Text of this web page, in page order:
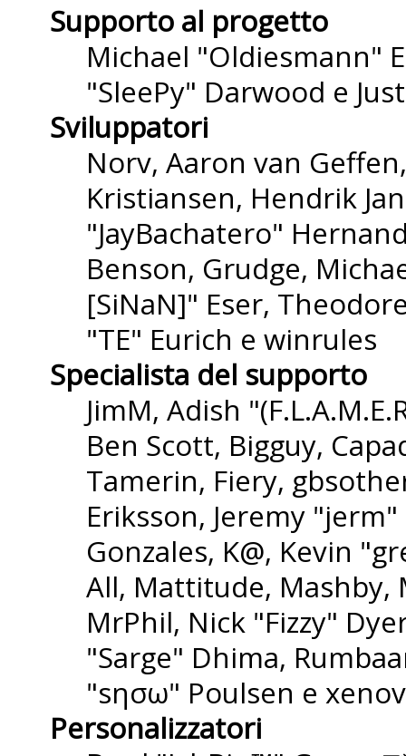
Supporto al progetto
Michael "Oldiesmann"
"SleePy" Darwood e
Sviluppatori
Norv, Aaron van
Kristiansen, Hendrik
"JayBachatero"
Benson, Grudge,
[SiNaN]" Eser,
"TE" Eurich e winrules
Specialista del supporto
JimM, Adish
Ben Scott, Bigguy,
Tamerin, Fiery,
Eriksson, Jeremy
Gonzales, K@, Kevin
All, Mattitude, Mashby,
MrPhil, Nick "Fizzy"
"Sarge" Dhima,
"sησω" Poulsen e
Personalizzatori